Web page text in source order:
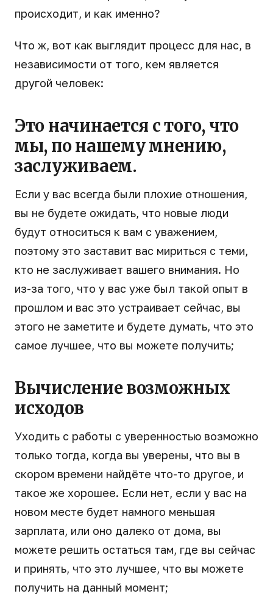
происходит, и как именно?
Что ж, вот как выглядит процесс для нас, в
независимости от того, кем является
другой человек:
Это начинается с того, что
мы, по нашему мнению,
заслуживаем.
Если у вас всегда были плохие отношения,
вы не будете ожидать, что новые люди
будут относиться к вам с уважением,
поэтому это заставит вас мириться с теми,
кто не заслуживает вашего внимания. Но
из-за того, что у вас уже был такой опыт в
прошлом и вас это устраивает сейчас, вы
этого не заметите и будете думать, что это
самое лучшее, что вы можете получить;
Вычисление возможных
исходов
Уходить с работы с уверенностью возможно
только тогда, когда вы уверены, что вы в
скором времени найдёте что-то другое, и
такое же хорошее. Если нет, если у вас на
новом месте будет намного меньшая
зарплата, или оно далеко от дома, вы
можете решить остаться там, где вы сейчас
и принять, что это лучшее, что вы можете
получить на данный момент;